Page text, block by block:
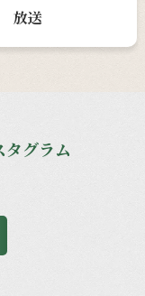
放送
タグラム